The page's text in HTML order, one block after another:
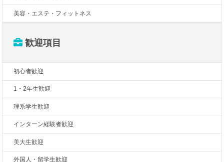
美容・エステ・フィットネス
歓迎項目
初心者歓迎
1・2年生歓迎
理系学生歓迎
インターン経験者歓迎
美大生歓迎
外国人・留学生歓迎